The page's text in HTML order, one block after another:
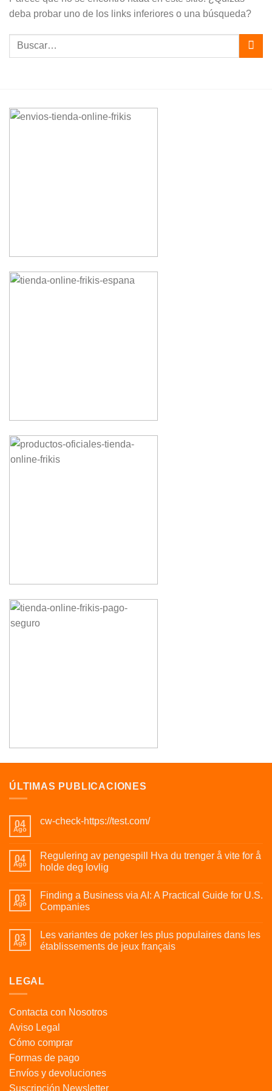
deba probar uno de los links inferiores o una búsqueda?
ÚLTIMAS PUBLICACIONES
04
Ago
cw-check-https://test.com/
04
Ago
Regulering av pengespill Hva du trenger å vite for å
holde deg lovlig
03
Ago
Finding a Business via AI: A Practical Guide for U.S.
Companies
03
Ago
Les variantes de poker les plus populaires dans les
établissements de jeux français
LEGAL
Contacta con Nosotros
Aviso Legal
Cómo comprar
Formas de pago
Envíos y devoluciones
Suscripción Newsletter